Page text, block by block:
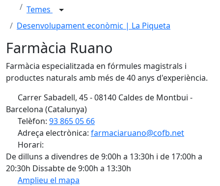
Temes
Desenvolupament econòmic | La Piqueta
Farmàcia Ruano
Farmàcia especialitzada en fórmules magistrals i
productes naturals amb més de 40 anys d'experiència.
Carrer Sabadell, 45 - 08140 Caldes de Montbui -
Barcelona (Catalunya)
Telèfon: 93 865 05 66
Adreça electrònica: farmaciaruano@cofb.net
Horari:
De dilluns a divendres de 9:00h a 13:30h i de 17:00h a
20:30h Dissabte de 9:00h a 13:30h
Amplieu el mapa